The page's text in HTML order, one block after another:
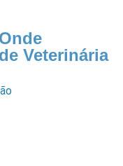
Veterinária